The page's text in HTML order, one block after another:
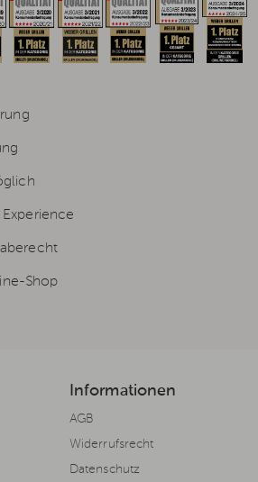
Shop
Informationen
AGB
Widerrufsrecht
Datenschutz